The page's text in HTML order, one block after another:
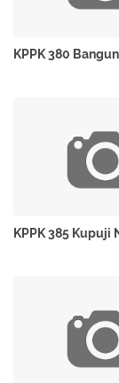
KPPK 380
KPPK 385 Kupuji